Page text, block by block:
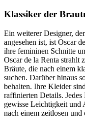
Klassiker der
Ein weiterer Designer,
angesehen ist, ist Oscar
ihre femininen Schnitte
Oscar de la Renta strahlt
Bräute, die nach einem
suchen. Darüber hinaus
behalten. Ihre Kleider
raffinierten Details.
gewisse Leichtigkeit und
nach einem zeitlosen